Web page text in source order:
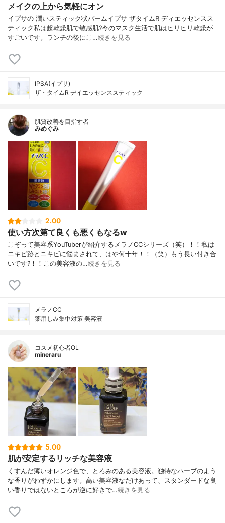
メイクの上から気軽にオン
イプサの 潤いスティック状バームイプサ ザタイムR ディエッセンスス
ティック私は超乾燥肌で敏感肌?今のマスク生活で肌はヒリヒリ乾燥が
すごいです。ランチの後にこ…続きを見る
IPSA(イプサ)
ザ・タイムR デイエッセンススティック
肌質改善を目指す者
みめぐみ
2.00
使い方次第て良くも悪くもなるw
こぞって美容系YouTuberが紹介するメラノCCシリーズ（笑）！！私は
ニキビ跡とニキビに悩まされて、はや何十年！！（笑）もう長い付き合
いです?！！この美容液の…続きを見る
メラノCC
薬用しみ集中対策 美容液
コスメ初心者OL
mineraru
5.00
肌が安定するリッチな美容液
くすんだ薄いオレンジ色で、とろみのある美容液。独特なハーブのよう
な香りがわずかにします。高い美容液なだけあって、スタンダードな良
い香りではないところが逆に好きで…続きを見る